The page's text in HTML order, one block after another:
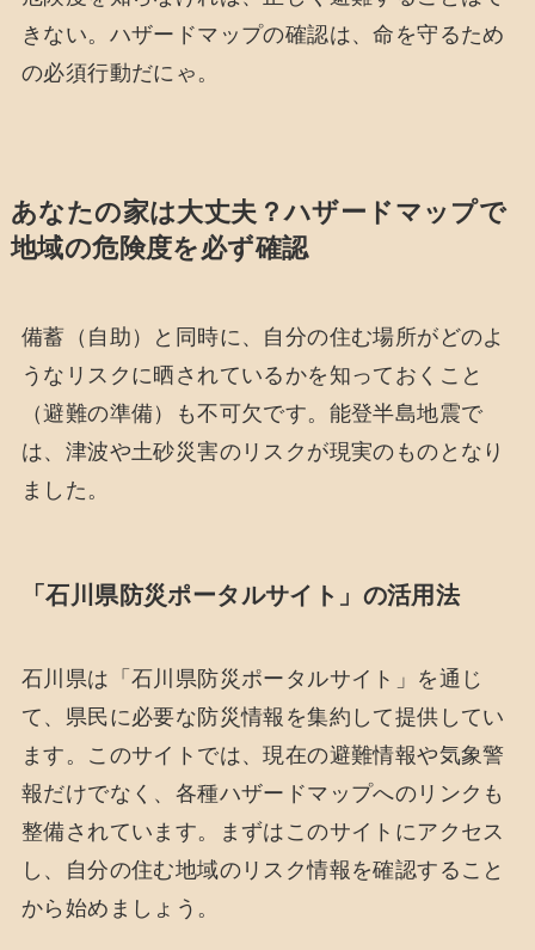
きない。ハザードマップの確認は、命を守るため
の必須行動だにゃ。
あなたの家は大丈夫？ハザードマップで
地域の危険度を必ず確認
備蓄（自助）と同時に、自分の住む場所がどのよ
うなリスクに晒されているかを知っておくこと
（避難の準備）も不可欠です。能登半島地震で
は、津波や土砂災害のリスクが現実のものとなり
ました。
「石川県防災ポータルサイト」の活用法
石川県は「石川県防災ポータルサイト」を通じ
て、県民に必要な防災情報を集約して提供してい
ます。このサイトでは、現在の避難情報や気象警
報だけでなく、各種ハザードマップへのリンクも
整備されています。まずはこのサイトにアクセス
し、自分の住む地域のリスク情報を確認すること
から始めましょう。